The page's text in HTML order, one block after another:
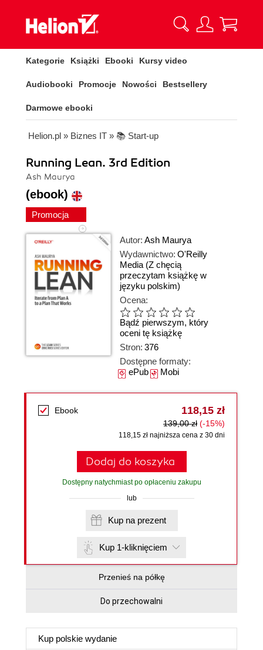
Kategorie Książki Ebooki Kursy video
Audiobooki Promocje Nowości Bestsellery
Darmowe ebooki
Helion.pl » Biznes IT » 📚 Start-up
Running Lean. 3rd Edition
Ash Maurya
(ebook)
Promocja
Autor: Ash Maurya
Wydawnictwo: O'Reilly
Media (Z chęcią
przeczytam książkę w
języku polskim)
Ocena:
Bądź pierwszym, który
oceni tę książkę
Stron: 376
Dostępne formaty:
ePubMobi
Ebook 118,15 zł
139,00 zł (-15%)
118,15 zł najniższa cena z 30 dni
Dodaj do koszyka
Dostępny natychmiast po opłaceniu zakupu
lub
Kup na prezent
Kup 1-kliknięciem
Przenieś na półkę
Do przechowalni
Kup polskie wydanie